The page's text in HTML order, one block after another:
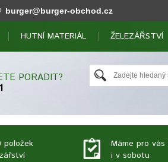
burger@burger-obchod.cz
HUTNÍ MATERIÁL ŽELEZÁŘSTVÍ
PORADIT?
položek
Máme pro
i v sobotu